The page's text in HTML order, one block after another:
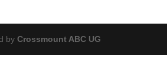
byCrossmount ABC UG